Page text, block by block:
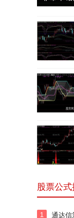
股票公
1 通达信